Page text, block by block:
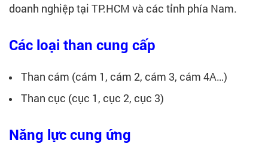
doanh nghiệp tại TP.HCM và các tỉnh phía Nam.
Các loại than cung cấp
Than cám (cám 1, cám 2, cám 3, cám 4A…)
Than cục (cục 1, cục 2, cục 3)
Năng lực cung ứng